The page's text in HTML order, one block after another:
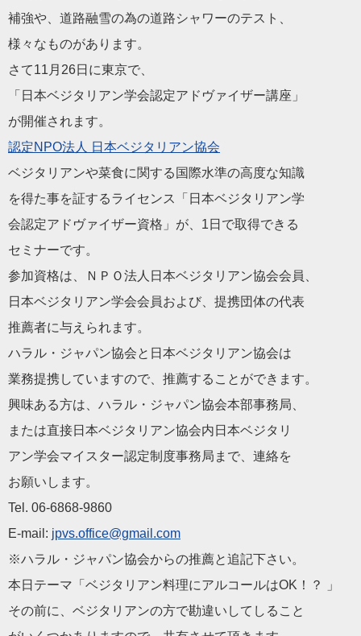
補強や、道路融雪の為の道路シャワーのテスト、
様々なものがあります。
さて11月26日に東京で、
「日本ベジタリアン学会認定アドヴァイザー講座」
が開催されます。
認定NPO法人 日本ベジタリアン協会
ベジタリアンや菜食に関する国際水準の高度な知識
を得た事を証するライセンス「日本ベジタリアン学
会認定アドヴァイザー資格」が、1日で取得できる
セミナーです。
参加資格は、ＮＰＯ法人日本ベジタリアン協会会員、
日本ベジタリアン学会会員および、提携団体の代表
推薦者に与えられます。
ハラル・ジャパン協会と日本ベジタリアン協会は
業務提携していますので、推薦することができます。
興味ある方は、ハラル・ジャパン協会本部事務局、
または直接日本ベジタリアン協会内日本ベジタリ
アン学会マイスター認定制度事務局まで、連絡を
お願いします。
Tel. 06-6868-9860
E-mail: jpvs.office@gmail.com
※ハラル・ジャパン協会からの推薦と追記下さい。
本日テーマ「ベジタリアン料理にアルコールはOK！？ 」
その前に、ベジタリアンの方で勘違いしてしること